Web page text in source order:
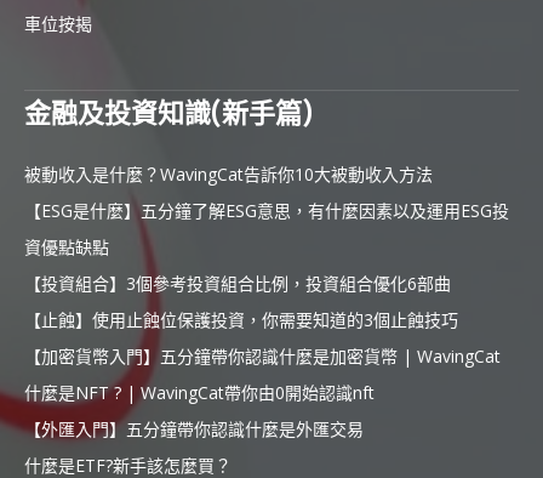
車位按揭
金融及投資知識(新手篇)
被動收入是什麼？WavingCat告訴你10大被動收入方法
【ESG是什麼】五分鐘了解ESG意思，有什麼因素以及運用ESG投
資優點缺點
【投資組合】3個參考投資組合比例，投資組合優化6部曲
【止蝕】使用止蝕位保護投資，你需要知道的3個止蝕技巧
【加密貨幣入門】五分鐘帶你認識什麼是加密貨幣 | WavingCat
什麼是NFT ? | WavingCat帶你由0開始認識nft
【外匯入門】五分鐘帶你認識什麼是外匯交易
什麼是ETF?新手該怎麼買？